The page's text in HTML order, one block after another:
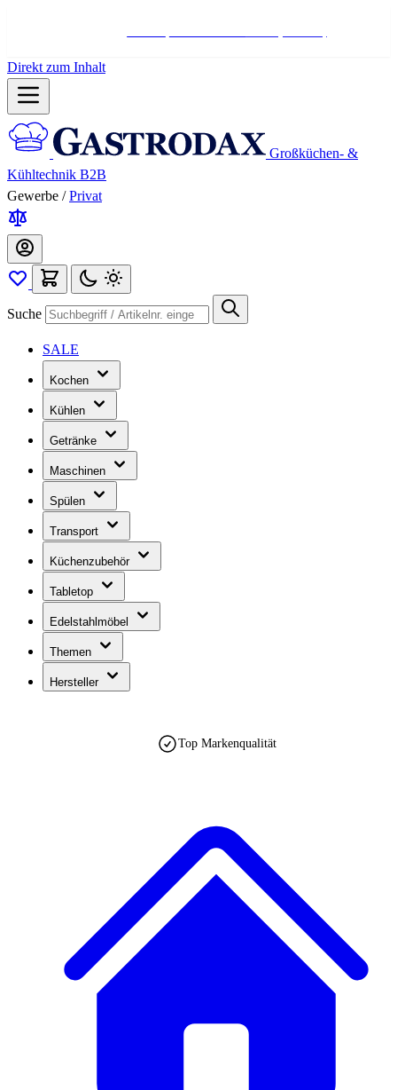
Direkt zum Inhalt
Großküchen- &
Kühltechnik B2B
Gewerbe / Privat
Suche
SALE
Kochen
Kühlen
Getränke
Maschinen
Spülen
Transport
Küchenzubehör
Tabletop
Edelstahlmöbel
Themen
Hersteller
Top Markenqualität